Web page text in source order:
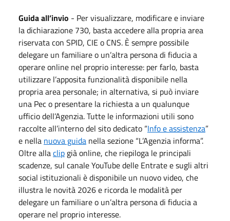
Guida all’invio - Per visualizzare, modificare e inviare
la dichiarazione 730, basta accedere alla propria area
riservata con SPID, CIE o CNS. È sempre possibile
delegare un familiare o un’altra persona di fiducia a
operare online nel proprio interesse: per farlo, basta
utilizzare l’apposita funzionalità disponibile nella
propria area personale; in alternativa, si può inviare
una Pec o presentare la richiesta a un qualunque
ufficio dell’Agenzia. Tutte le informazioni utili sono
raccolte all’interno del sito dedicato “Info e assistenza”
e nella nuova guida nella sezione “L’Agenzia informa”.
Oltre allaclip già online, che riepiloga le principali
scadenze, sul canale YouTube delle Entrate e sugli altri
social istituzionali è disponibile un nuovo video, che
illustra le novità 2026 e ricorda le modalità per
delegare un familiare o un’altra persona di fiducia a
operare nel proprio interesse.